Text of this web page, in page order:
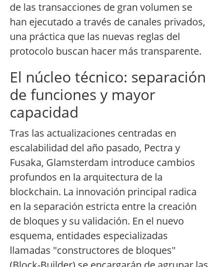
de las transacciones de gran volumen se
han ejecutado a través de canales privados,
una práctica que las nuevas reglas del
protocolo buscan hacer más transparente.
El núcleo técnico: separación
de funciones y mayor
capacidad
Tras las actualizaciones centradas en
escalabilidad del año pasado, Pectra y
Fusaka, Glamsterdam introduce cambios
profundos en la arquitectura de la
blockchain. La innovación principal radica
en la separación estricta entre la creación
de bloques y su validación. En el nuevo
esquema, entidades especializadas
llamadas "constructores de bloques"